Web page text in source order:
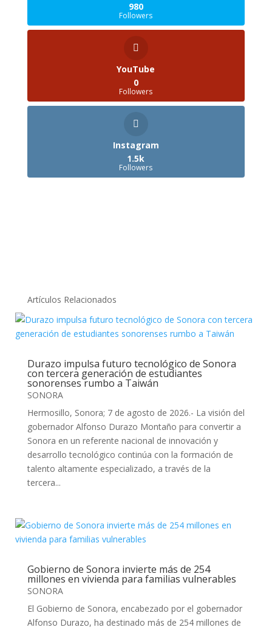
980
Followers
YouTube
0
Followers
Instagram
1.5k
Followers
Artículos Relacionados
Durazo impulsa futuro tecnológico de Sonora
con tercera generación de estudiantes
sonorenses rumbo a Taiwán
SONORA
Hermosillo, Sonora; 7 de agosto de 2026.- La visión del
gobernador Alfonso Durazo Montaño para convertir a
Sonora en un referente nacional de innovación y
desarrollo tecnológico continúa con la formación de
talento altamente especializado, a través de la
tercera...
Gobierno de Sonora invierte más de 254
millones en vivienda para familias vulnerables
SONORA
El Gobierno de Sonora, encabezado por el gobernador
Alfonso Durazo, ha destinado más de 254 millones de